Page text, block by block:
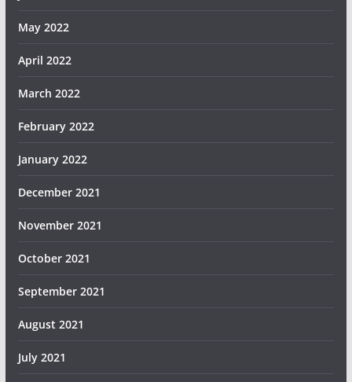
May 2022
April 2022
March 2022
February 2022
January 2022
December 2021
November 2021
October 2021
September 2021
August 2021
July 2021